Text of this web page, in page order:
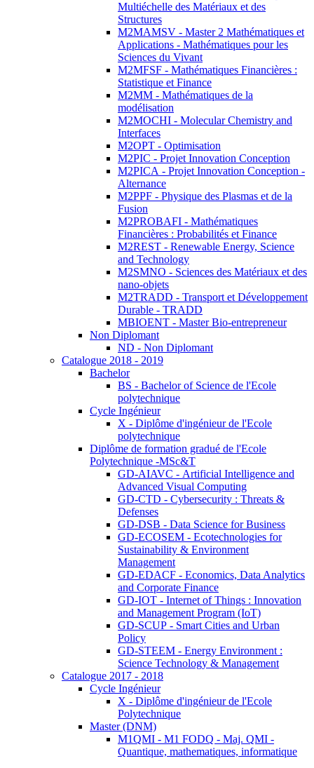
Multiéchelle des Matériaux et des
Structures
M2MAMSV - Master 2 Mathématiques et
Applications - Mathématiques pour les
Sciences du Vivant
M2MFSF - Mathématiques Financières :
Statistique et Finance
M2MM - Mathématiques de la
modélisation
M2MOCHI - Molecular Chemistry and
Interfaces
M2OPT - Optimisation
M2PIC - Projet Innovation Conception
M2PICA - Projet Innovation Conception -
Alternance
M2PPF - Physique des Plasmas et de la
Fusion
M2PROBAFI - Mathématiques
Financières : Probabilités et Finance
M2REST - Renewable Energy, Science
and Technology
M2SMNO - Sciences des Matériaux et des
nano-objets
M2TRADD - Transport et Développement
Durable - TRADD
MBIOENT - Master Bio-entrepreneur
Non Diplomant
ND - Non Diplomant
Catalogue 2018 - 2019
Bachelor
BS - Bachelor of Science de l'Ecole
polytechnique
Cycle Ingénieur
X - Diplôme d'ingénieur de l'Ecole
polytechnique
Diplôme de formation gradué de l'Ecole
Polytechnique -MSc&T
GD-AIAVC - Artificial Intelligence and
Advanced Visual Computing
GD-CTD - Cybersecurity : Threats &
Defenses
GD-DSB - Data Science for Business
GD-ECOSEM - Ecotechnologies for
Sustainability & Environment
Management
GD-EDACF - Economics, Data Analytics
and Corporate Finance
GD-IOT - Internet of Things : Innovation
and Management Program (IoT)
GD-SCUP - Smart Cities and Urban
Policy
GD-STEEM - Energy Environment :
Science Technology & Management
Catalogue 2017 - 2018
Cycle Ingénieur
X - Diplôme d'ingénieur de l'Ecole
Polytechnique
Master (DNM)
M1QMI - M1 FODQ - Maj. QMI -
Quantique, mathematiques, informatique